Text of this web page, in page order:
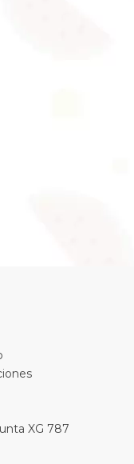
XG 787